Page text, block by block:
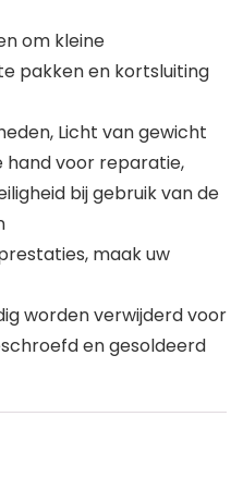
om kleine
pakken en kortsluiting
Licht van gewicht
hand voor reparatie,
bij gebruik van de
maak uw
worden verwijderd voor
en gesoldeerd